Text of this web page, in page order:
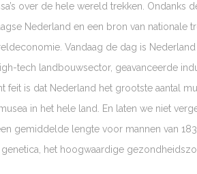
over de hele wereld trekken. Ondanks
Nederland en een bron van nationale
Vandaag de dag is
tech landbouwsector, geavanceerde
feit is dat Nederland het grootste aantal
in het hele land. En laten we niet
gemiddelde lengte voor mannen van
genetica, het hoogwaardige